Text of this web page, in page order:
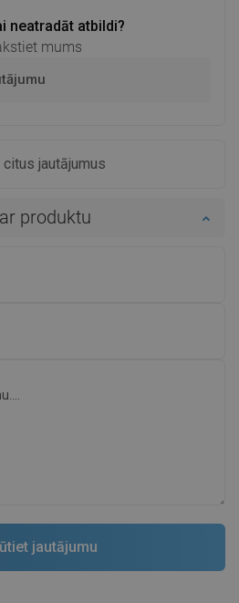
neatradāt atbildi?
mums
citus jautājumus
produktu